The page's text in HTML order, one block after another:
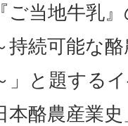
ご当地牛乳
持続可能な
」と題する
本酪農産業